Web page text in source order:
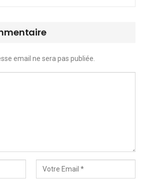
email ne sera pas publiée.